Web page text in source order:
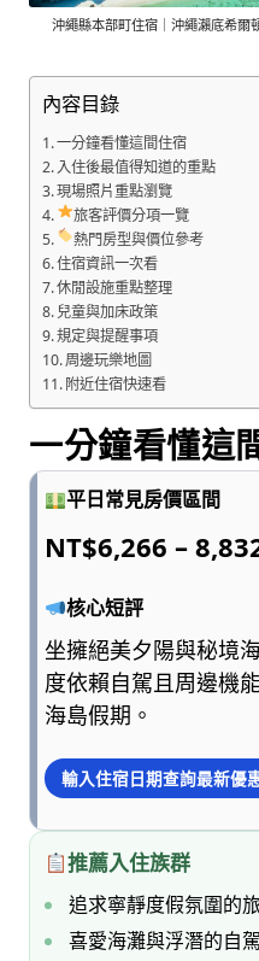
沖繩縣本部町住宿｜沖繩瀨底希爾
內容目錄
一分鐘看懂這間住宿
入住後最值得知道的重點
現場照片重點瀏覽
旅客評價分項一覽
熱門房型與價位參考
住宿資訊一次看
休閒設施重點整理
兒童與加床政策
規定與提醒事項
周邊玩樂地圖
附近住宿快速看
一分鐘看懂這
平日常見房價區間
NT$6,266 –
核心短評
坐擁絕美夕陽與秘境
度依賴自駕且周邊機
海島假期。
輸入住宿日期查詢最新優
推薦入住族群
追求寧靜度假氛圍的
喜愛海灘與浮潛的自